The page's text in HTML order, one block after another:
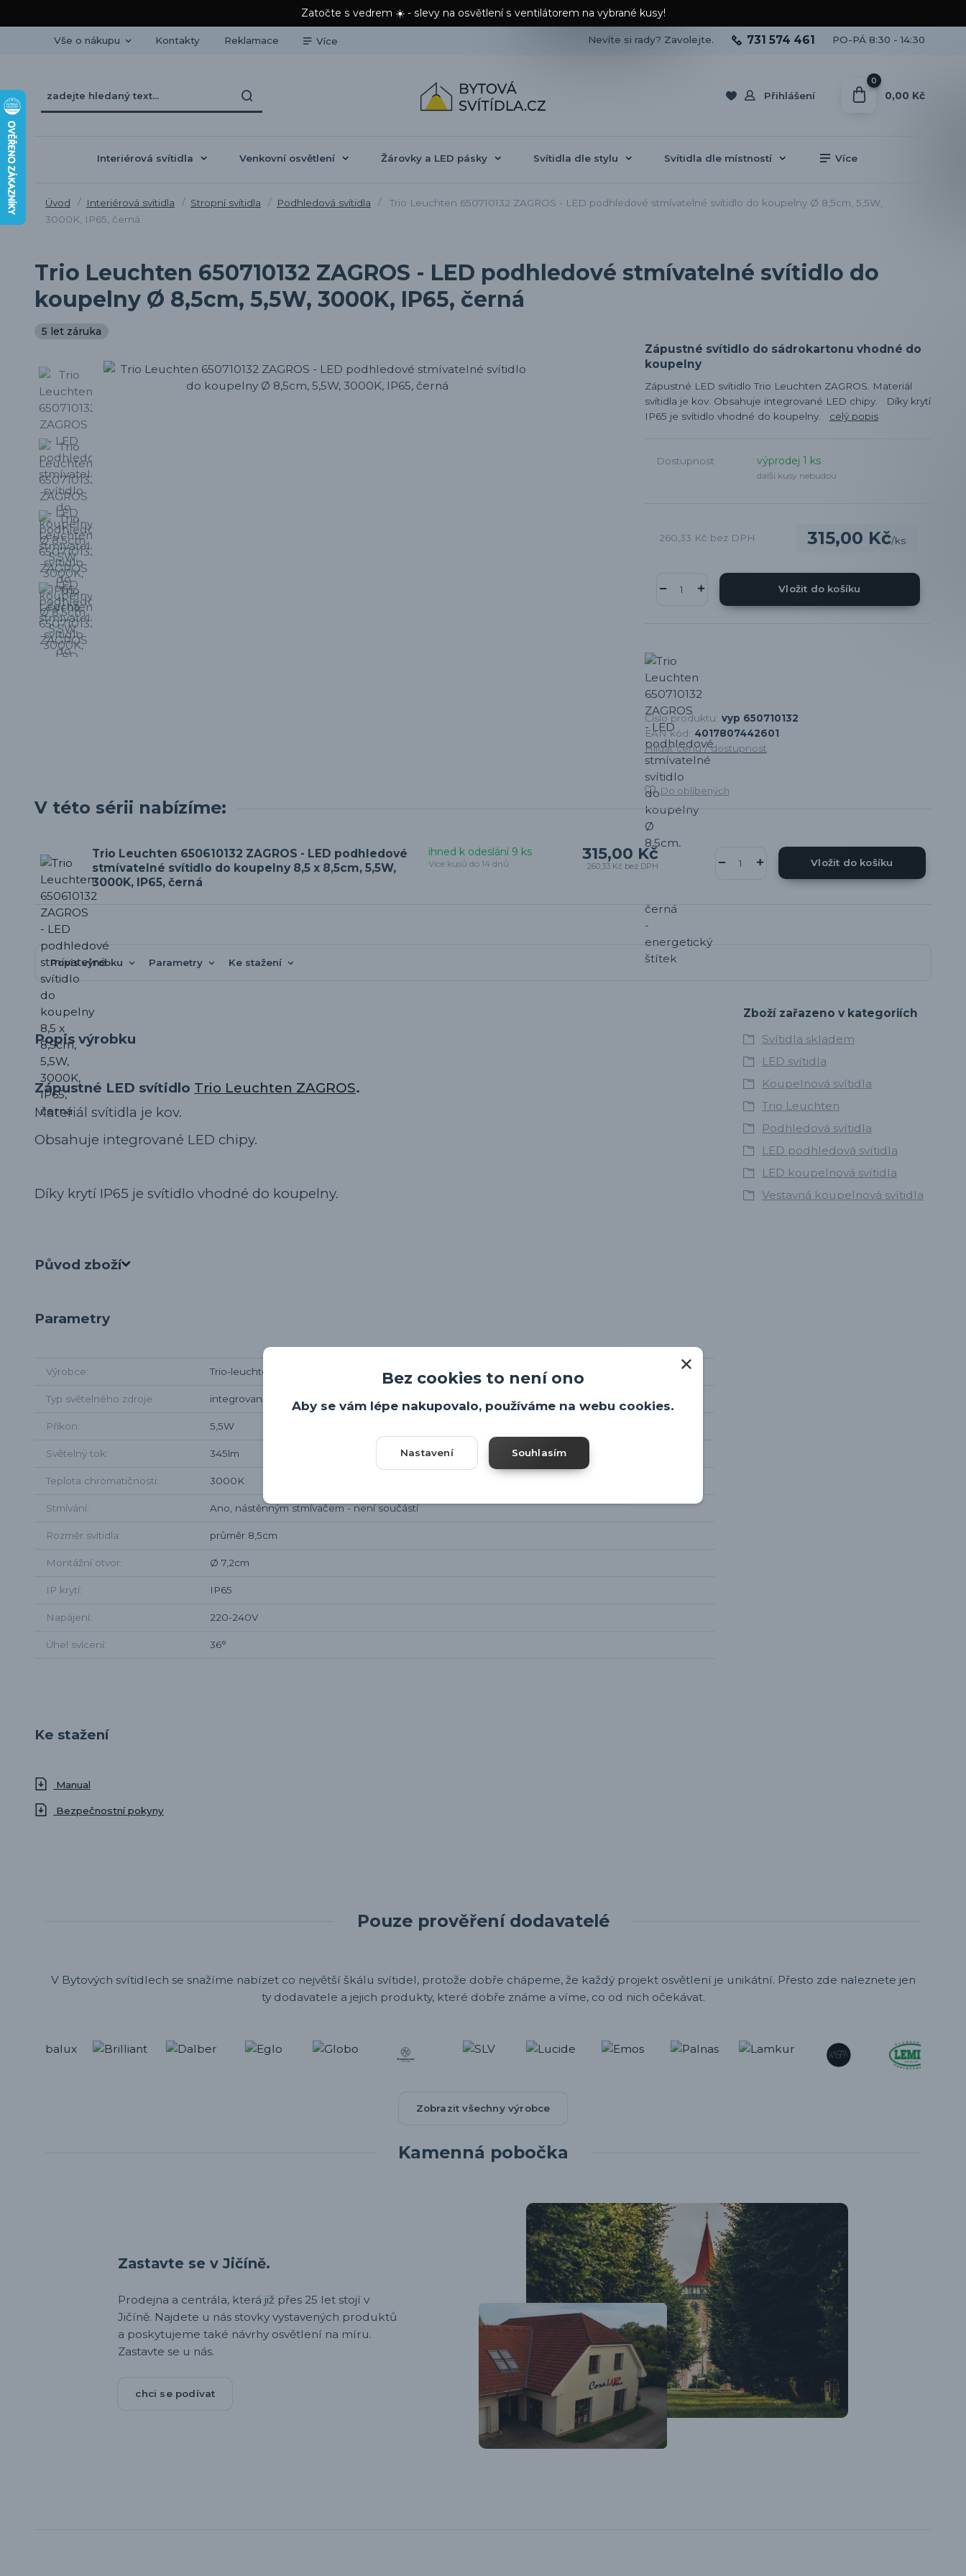
Zatočte s vedrem ☀️ - slevy na osvětlení s ventilátorem na vybrané kusy!
Vše o nákupu Kontakty Reklamace Více
Přihlášení
Nevíte si rady? Zavolejte. 731 574 461 PO-PÁ 8:30 - 14:30
0
0,00 Kč
Interiérová svítidla Venkovní osvětlení Žárovky a LED pásky Svítidla dle stylu Svítidla dle místností Více
Úvod Interiérová svítidla Stropní svítidla Podhledová svítidla
Trio Leuchten 650710132 ZAGROS - LED podhledové stmívatelné svítidlo do koupelny Ø 8,5cm, 5,5W,
3000K, IP65, černá
Trio Leuchten 650710132 ZAGROS - LED podhledové stmívatelné svítidlo do
koupelny Ø 8,5cm, 5,5W, 3000K, IP65, černá
5 let záruka
Zápustné svítidlo do sádrokartonu vhodné do
koupelny
Zápustné LED svítidlo Trio Leuchten ZAGROS. Materiál
svítidla je kov. Obsahuje integrované LED chipy. Díky krytí
IP65 je svítidlo vhodné do koupelny. celý popis
Dostupnost výprodej 1 ks
další kusy nebudou
315,00 Kč/ks
260,33 Kč bez DPH
Vložit do košíku
Číslo produktu: vyp 650710132
EAN kód: 4017807442601
Hlídat cenu / dostupnost
Do oblíbených
V této sérii nabízíme:
Trio Leuchten 650610132 ZAGROS - LED podhledové
stmívatelné svítidlo do koupelny 8,5 x 8,5cm, 5,5W,
3000K, IP65, černá
315,00 Kč
260,33 Kč bez DPH
ihned k odeslání 9 ks
Více kusů do 14 dnů Vložit do košíku
Popis výrobku Parametry Ke stažení
Popis výrobku
Zápustné LED svítidlo Trio Leuchten ZAGROS.
Materiál svítidla je kov.
Obsahuje integrované LED chipy.
Díky krytí IP65 je svítidlo vhodné do koupelny.
Původ zboží
Parametry
Výrobce Trio-leuchten
Typ světelného zdroje integrované LED
Příkon 5,5W
Světelný tok 345lm
Teplota chromatičnosti 3000K
Stmívání Ano, nástěnným stmívačem - není součástí
Rozměr svítidla průměr 8,5cm
Montážní otvor Ø 7,2cm
IP krytí IP65
Napájení 220-240V
Úhel svícení 36°
Zboží zařazeno v kategoriích
Svítidla skladem
LED svítidla
Koupelnová svítidla
Trio Leuchten
Podhledová svítidla
LED podhledová svítidla
LED koupelnová svítidla
Vestavná koupelnová svítidla
Ke stažení
Manual
Bezpečnostní pokyny
Pouze prověření dodavatelé
V Bytových svítidlech se snažíme nabízet co největší škálu svítidel, protože dobře chápeme, že každý projekt osvětlení je unikátní. Přesto zde naleznete jen
ty dodavatele a jejich produkty, které dobře známe a víme, co od nich očekávat.
Zobrazit všechny výrobce
Kamenná pobočka
Zastavte se v Jičíně.
Prodejna a centrála, která již přes 25 let stojí v
Jičíně. Najdete u nás stovky vystavených produktů
a poskytujeme také návrhy osvětlení na míru.
Zastavte se u nás.
chci se podívat
Bez cookies to není ono
Aby se vám lépe nakupovalo, používáme na webu cookies.
Nastavení Souhlasím